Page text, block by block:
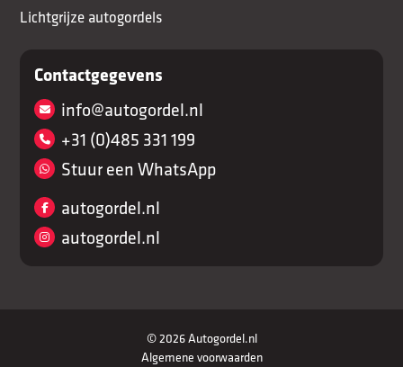
Lichtgrijze autogordels
Contactgegevens
info@autogordel.nl
+31 (0)485 331 199
Stuur een WhatsApp
autogordel.nl
autogordel.nl
© 2026 Autogordel.nl
Algemene voorwaarden